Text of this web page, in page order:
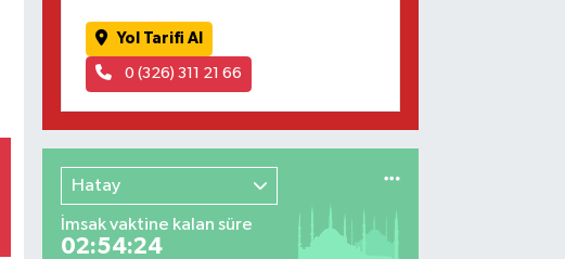
Yol Tarifi Al
0 (326) 311 21 66
Hatay
İmsak vaktine kalan süre
02:54:23